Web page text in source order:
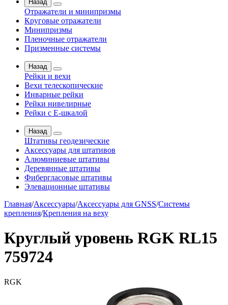
Назад
Отражатели и минипризмы
Круговые отражатели
Минипризмы
Пленочные отражатели
Призменные системы
Назад
Рейки и вехи
Вехи телескопические
Инварные рейки
Рейки нивелирные
Рейки с Е-шкалой
Назад
Штативы геодезические
Аксессуары для штативов
Алюминиевые штативы
Деревянные штативы
Фибергласовые штативы
Элевационные штативы
Главная/Аксессуары/Аксессуары для GNSS/Системы
крепления/Крепления на веху
Круглый уровень RGK RL15
759724
RGK